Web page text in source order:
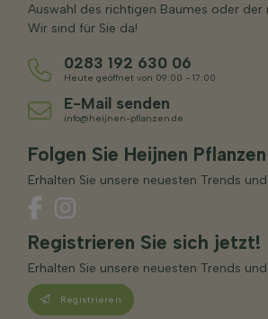
Auswahl des richtigen Baumes oder der
Wir sind für Sie da!
0283 192 630 06
Heute geöffnet von 09:00 - 17:00
E-Mail senden
info@heijnen-pflanzen.de
Folgen Sie Heijnen Pflanzen
Erhalten Sie unsere neuesten Trends
Registrieren Sie sich jetzt!
Erhalten Sie unsere neuesten Trends
Registrieren